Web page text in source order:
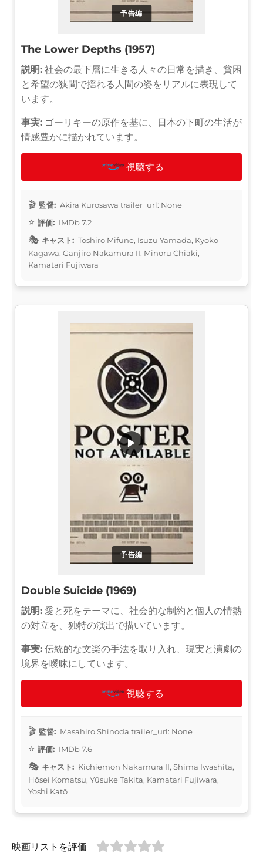
予告編
The Lower Depths (1957)
説明: 社会の最下層に生きる人々の日常を描き、貧困
と希望の狭間で揺れる人間の姿をリアルに表現して
います。
事実: ゴーリキーの原作を基に、日本の下町の生活が
情感豊かに描かれています。
視聴する
監督: Akira Kurosawa trailer_url: None
評価: IMDb 7.2
キャスト: Toshirō Mifune, Isuzu Yamada, Kyōko
Kagawa, Ganjirō Nakamura II, Minoru Chiaki,
Kamatari Fujiwara
予告編
▶
Double Suicide (1969)
説明: 愛と死をテーマに、社会的な制約と個人の情熱
の対立を、独特の演出で描いています。
事実: 伝統的な文楽の手法を取り入れ、現実と演劇の
境界を曖昧にしています。
視聴する
監督: Masahiro Shinoda trailer_url: None
評価: IMDb 7.6
キャスト: Kichiemon Nakamura II, Shima Iwashita,
Hōsei Komatsu, Yūsuke Takita, Kamatari Fujiwara,
Yoshi Katō
映画リストを評価